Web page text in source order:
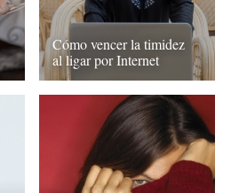
Cómo vencer la timidez
al ligar por Internet